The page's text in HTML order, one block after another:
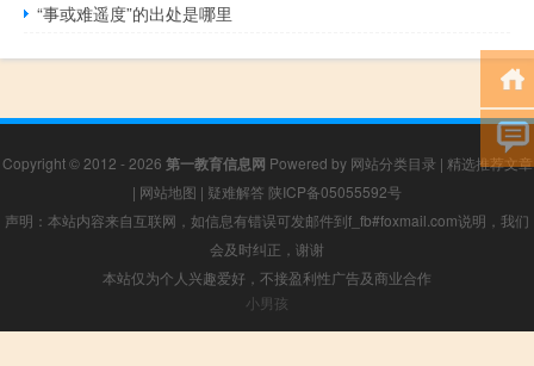
“事或难遥度”的出处是哪里
Copyright © 2012 - 2026 第一教育信息网 Powered by 网站分类目录 | 精选推荐文章
| 网站地图 | 疑难解答 陕ICP备05055592号
声明：本站内容来自互联网，如信息有错误可发邮件到f_fb#foxmail.com说明，我们
会及时纠正，谢谢
本站仅为个人兴趣爱好，不接盈利性广告及商业合作
小男孩